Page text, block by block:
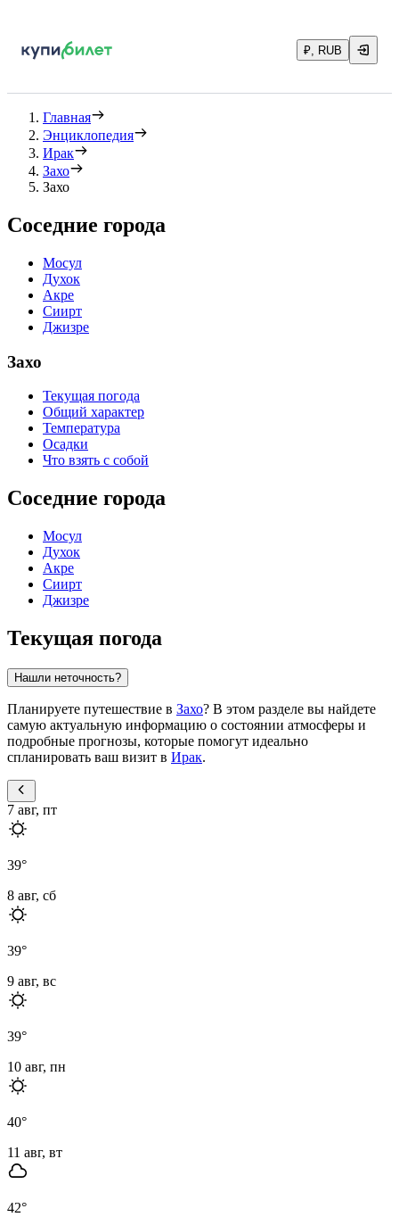
₽, RUB
Главная
Энциклопедия
Ирак
Захо
Захо
Соседние города
Мосул
Духок
Акре
Сиирт
Джизре
Захо
Текущая погода
Общий характер
Температура
Осадки
Что взять с собой
Соседние города
Мосул
Духок
Акре
Сиирт
Джизре
Текущая погода
Нашли неточность?
Планируете путешествие в Захо? В этом разделе вы найдете
самую актуальную информацию о состоянии атмосферы и
подробные прогнозы, которые помогут идеально
спланировать ваш визит в Ирак.
7 авг, пт
39°
8 авг, сб
39°
9 авг, вс
39°
10 авг, пн
40°
11 авг, вт
42°